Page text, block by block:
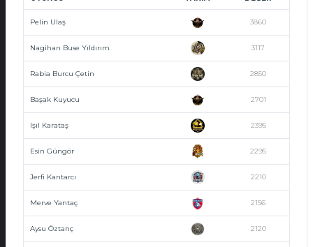
Pelin Ulaş 3860
Nagihan Buse Yıldırım 3117
Rabia Burcu Çetin 2850
Başak Kuyucu 2701
Işıl Karataş 2395
Esin Güngör 2295
Jerfi Kantarcı 2210
Merve Yantaç 2156
Aysu Öztanç 2120